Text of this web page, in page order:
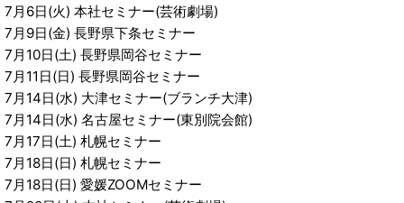
7月6日(火) 本社セミナー(芸術劇場)
7月9日(金) 長野県下条セミナー
7月10日(土) 長野県岡谷セミナー
7月11日(日) 長野県岡谷セミナー
7月14日(水) 大津セミナー(ブランチ大津)
7月14日(水) 名古屋セミナー(東別院会館)
7月17日(土) 札幌セミナー
7月18日(日) 札幌セミナー
7月18日(日) 愛媛ZOOMセミナー